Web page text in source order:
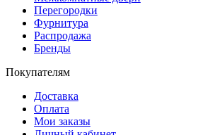
Перегородки
Фурнитура
Распродажа
Бренды
Покупателям
Доставка
Оплата
Мои заказы